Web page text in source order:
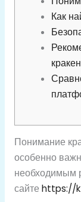
Как
Понимание
особенно
необходимым
сайте https://